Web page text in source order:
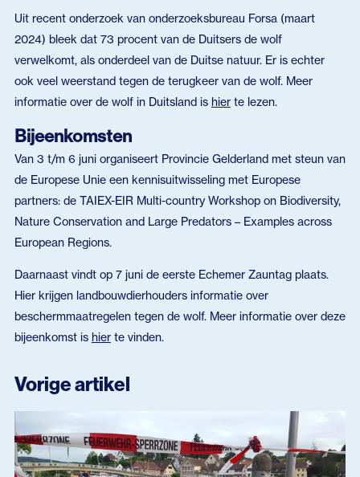
Uit recent onderzoek van onderzoeksbureau Forsa (maart
2024) bleek dat 73 procent van de Duitsers de wolf
verwelkomt, als onderdeel van de Duitse natuur. Er is echter
ook veel weerstand tegen de terugkeer van de wolf. Meer
informatie over de wolf in Duitsland is hierte lezen.
Bijeenkomsten
Van 3 t/m 6 juni organiseert Provincie Gelderland met steun van
de Europese Unie een kennisuitwisseling met Europese
partners: de TAIEX-EIR Multi-country Workshop on Biodiversity,
Nature Conservation and Large Predators – Examples across
European Regions.
Daarnaast vindt op 7 juni de eerste Echemer Zauntag plaats.
Hier krijgen landbouwdierhouders informatie over
beschermmaatregelen tegen de wolf. Meer informatie over deze
bijeenkomst is hierte vinden.
Vorige artikel